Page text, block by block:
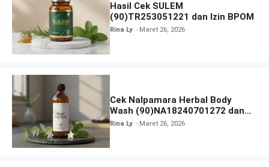
Hasil Cek SULEM
(90)TR253051221 dan Izin BPOM
Rina Ly Maret 26, 2026
Cek Nalpamara Herbal Body
Wash (90)NA18240701272 dan
Izin Bpom
Rina Ly Maret 26, 2026